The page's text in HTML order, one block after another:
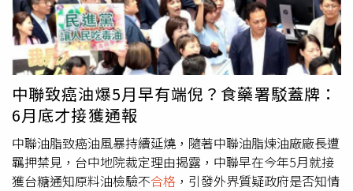
新竹市政府則於7月18日對外公布相關檢驗結果，並同步啟
動轄內米（炊）粉製造業擴大稽查專案。衛生局表示，此次
專案共抽驗15家業者、23項產品，其中除明好企業列管複
驗的4項產品持續檢出甲醛外，其餘受驗產品均未檢出甲
醛。此外，新竹市政府指出，除要求業者全面下架回收違規
產品、停止生產及販售外，也已將案件移送檢調單位進一步
偵辦。同時，教育處已完成全市各級學校食材盤點，確認校
園未採購或使用明好企業的不 合格炊粉產品，校園供餐未受
影響。市府強調，未來將持續以嚴格標準查緝違法案件，落
實食品安全管理，並同步推動產業輔導與振興措施，協助合
中聯致癌油爆5月早有端倪？食藥署駁蓋牌：
6月底才接獲通報
中聯油脂致癌油風暴持續延燒，隨著中聯油脂煉油廠廠長遭
羈押禁見，台中地院裁定理由揭露，中聯早在今年5月就接
獲台糖通知原料油檢驗不合格 ，引發外界質疑政府是否知情